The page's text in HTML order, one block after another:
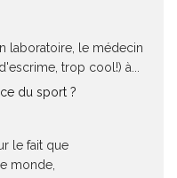
laboratoire, le médecin
trop cool!) à...
du sport ?
le fait que
monde,